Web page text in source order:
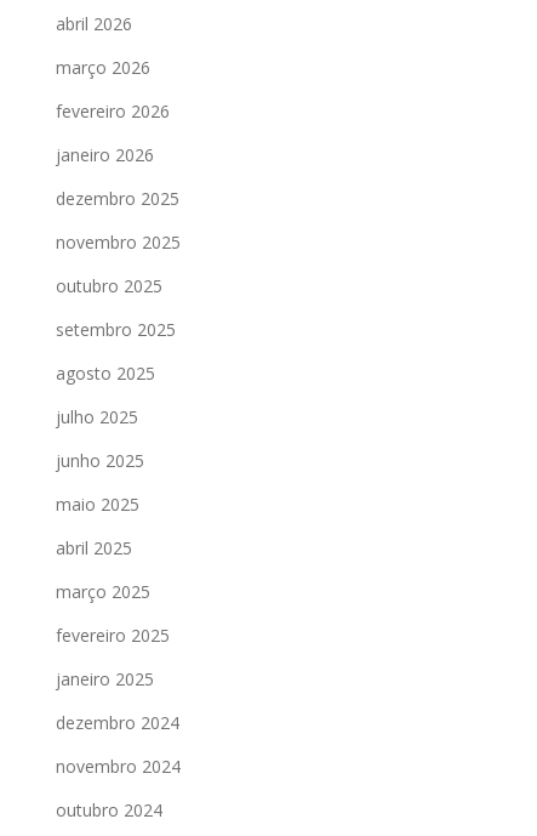
abril 2026
março 2026
fevereiro 2026
janeiro 2026
dezembro 2025
novembro 2025
outubro 2025
setembro 2025
agosto 2025
julho 2025
junho 2025
maio 2025
abril 2025
março 2025
fevereiro 2025
janeiro 2025
dezembro 2024
novembro 2024
outubro 2024